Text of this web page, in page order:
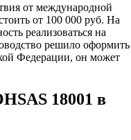
от международной
от 100 000 руб. На
реализоваться на
решило оформить
Федерации, он может
18001 в